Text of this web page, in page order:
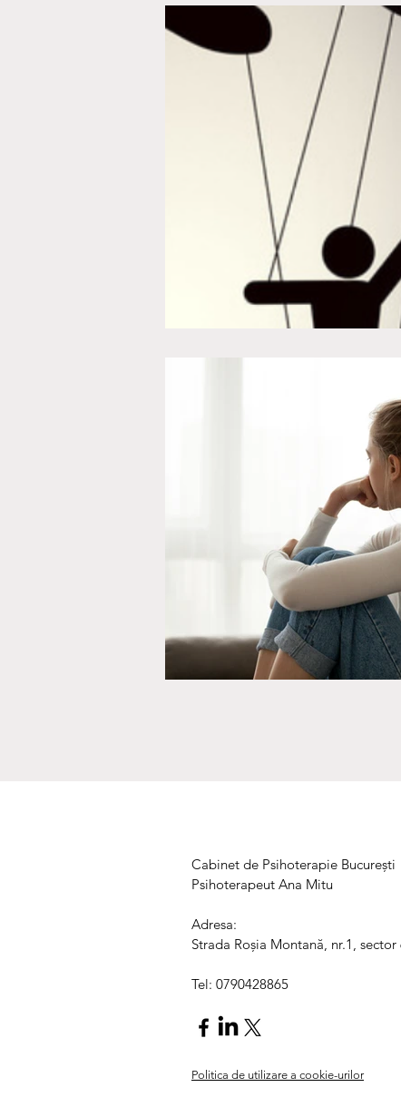
Cabinet de Psihoterapie București
Psihoterapeut Ana Mitu
Adresa:
Strada Roșia Montană, nr.1,
Tel: 0790428865
Politica de utilizare a cookie-urilor